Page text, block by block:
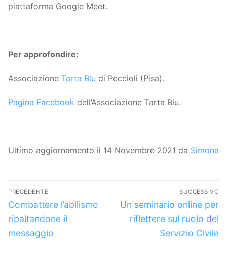
piattaforma Google Meet.
Per approfondire:
Associazione Tarta Blu di Peccioli (Pisa).
Pagina Facebook dell’Associazione Tarta Blu.
Ultimo aggiornamento il 14 Novembre 2021 da Simona
Navigazione
articoli
PRECEDENTE
Articolo
precedente:
Combattere l’abilismo
ribaltandone il
messaggio
SUCCESSIVO
Articolo
successivo:
Un seminario online per
riflettere sul ruolo del
Servizio Civile